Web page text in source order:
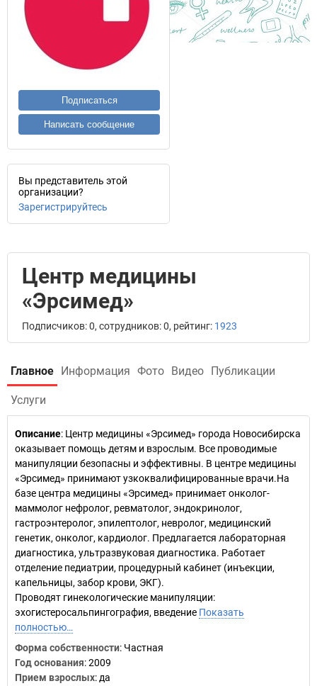
Подписаться
Написать сообщение
Вы представитель этой
организации?
Зарегистрируйтесь
Центр медицины
«Эрсимед»
Подписчиков: 0, сотрудников: 0, рейтинг: 1923
Главное Информация Фото Видео Публикации
Услуги
Описание: Центр медицины «Эрсимед» города Новосибирска
оказывает помощь детям и взрослым. Все проводимые
манипуляции безопасны и эффективны. В центре медицины
«Эрсимед» принимают узкоквалифицированные врачи.На
базе центра медицины «Эрсимед» принимает онколог-
маммолог нефролог, ревматолог, эндокринолог,
гастроэнтеролог, эпилептолог, невролог, медицинский
генетик, онколог, кардиолог. Предлагается лабораторная
диагностика, ультразвуковая диагностика. Работает
отделение педиатрии, процедурный кабинет (инъекции,
капельницы, забор крови, ЭКГ).
Проводят гинекологические манипуляции:
эхогистеросальпингография, введение Показать
полностью…
Форма собственности: Частная
Год основания:2009
Прием взрослых: да